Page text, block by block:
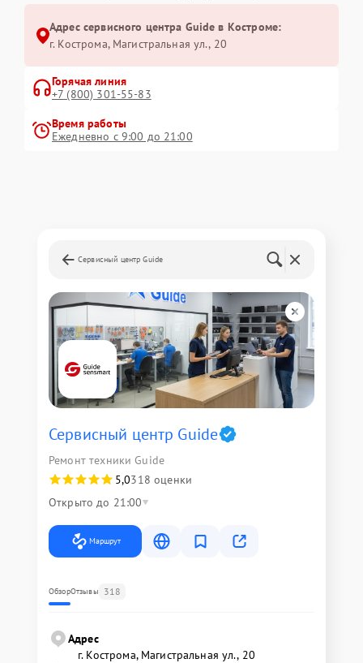
Адрес сервисного центра Guide в Костроме:
г. Кострома, Магистральная ул., 20
Горячая линия
+7 (800) 301-55-83
Время работы
Ежедневно с 9:00 до 21:00
Сервисный центр Guide
Сервисный центр Guide
Ремонт техники Guide
5,0318 оценки
Открыто до 21:00
Маршрут
ОбзорОтзывы 318
Адрес
г. Кострома, Магистральная ул., 20